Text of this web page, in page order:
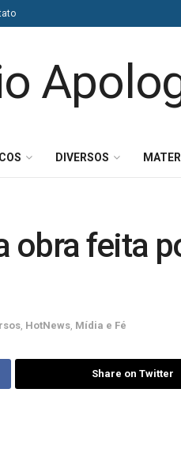
DIVERSOS
obra feita
HotNews Mídia e Fé
Share on Twitter